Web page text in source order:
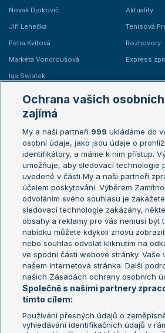
Novak Djokovič
Jiří Lehečka
Petra Kvitová
Markéta Vondroušová
Iga Swiatek
Aktuality
Tenisová
Rozhovory
Express
Žebříčky
Žebříček ATP (muži)
Žebříček WTA (ženy)
Sázkařský žebříček
Australian
French Open
Wimbledon
US Open
Turnaj mistrů
Turnaj
Aktualní trendy
Fotbalové přestupy
Livesport Daily
LS Prague Open
Ochrana vašich
zajímá
My a naši partneři 999 ukládáme do
osobní údaje, jako jsou údaje o
identifikátory, a máme k nim přístup.
umožňuje, aby sledovací technologie
uvedené v části My a naši partneři
účelem poskytování. Výběrem
odvoláním svého souhlasu je
sledovací technologie zakázány,
obsahy a reklamy pro vás nemusí být
nabídku můžete kdykoli znovu
nebo souhlas odvolat kliknutím na
ve spodní části webové stránky. Vaše
našem Internetová stránka. Další
našich Zásadách ochrany osobních
Společně s našimi partnery
tímto cílem:
Používání přesných údajů o
vyhledávání identifikačních údajů v